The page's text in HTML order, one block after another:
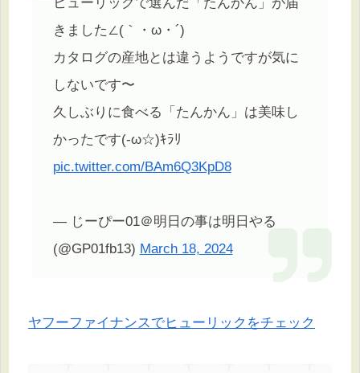
きました∠(｀・ω・´)
カタログの産地とは違うようですが気に
しないです〜
久しぶりに食べる「たんかん」は美味し
かったです(-ω☆)ｷﾗﾘ
pic.twitter.com/BAm6Q3KpD8
— じーぴー01＠明日の事は明日やる
(@GP01fb13) March 18, 2024
ヤフーファイナンスでヒューリックをチェック